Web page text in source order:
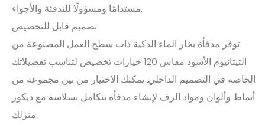
مستدامًا ومسؤولًا للتدفئة والأجواء.
تصميم قابل للتخصيص
توفر مدفأة بخار الماء الذكية ذات سطح العمل المصنوعة من
التيتانيوم الأسود مقاس 120 خيارات تخصيص لتناسب تفضيلاتك
الخاصة في التصميم الداخلي. يمكنك الاختيار من بين مجموعة من
أنماط وألوان ومواد الرف لإنشاء مدفأة تتكامل بسلاسة مع ديكور
منزلك.